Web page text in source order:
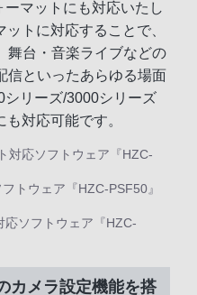
マットにも対応いたし
トに対応することで、
舞台・音楽ライブなどの
信といったあらゆる場面
リーズ/3000シリーズ
対応可能です。
対応ソフトウェア『HZC-
トウェア『HZC-PSF50』
ソフトウェア『HZC-
カメラ設定機能を搭